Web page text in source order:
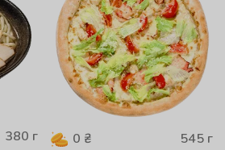
380 г 0 ₴ 545 г